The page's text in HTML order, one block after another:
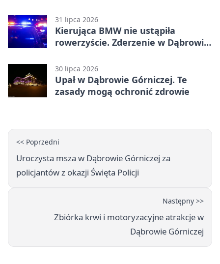
31 lipca 2026
Kierująca BMW nie ustąpiła
rowerzyście. Zderzenie w Dąbrowie
30 lipca 2026
Upał w Dąbrowie Górniczej. Te
zasady mogą ochronić zdrowie
<< Poprzedni
Uroczysta msza w Dąbrowie Górniczej za
policjantów z okazji Święta Policji
Następny >>
Zbiórka krwi i motoryzacyjne atrakcje w
Dąbrowie Górniczej